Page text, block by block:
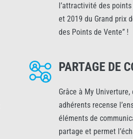
l’attractivité des
et 2019 du Grand prix
des Points de Vente” !
PARTAGE DE
Grâce à My
adhérents recense
éléments de
partage et permet